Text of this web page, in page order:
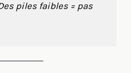
piles faibles = pas